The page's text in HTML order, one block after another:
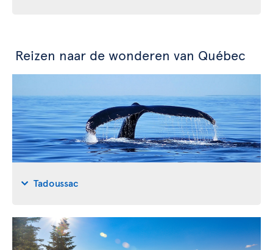
Reizen naar de wonderen van Québec
Tadoussac